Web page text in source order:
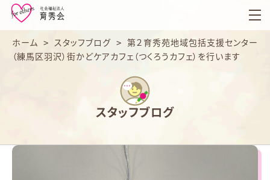
育
秀
会
ホーム > スタッフブログ > 第２育秀苑地域包括支援センター
（練馬区羽沢）街かどケアカフェ（つくろうカフェ）を行います
スタッフブログ